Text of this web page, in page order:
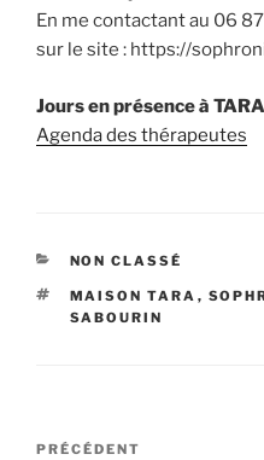
En me contactant au 06
sur le site : https://
Jours en présence à TARA
Agenda des thérapeutes
CATÉGORIES
NON CLASSÉ
ÉTIQUETTES
MAISON TARA ,
SABOURIN
Navigation
Article
PRÉCÉDENT